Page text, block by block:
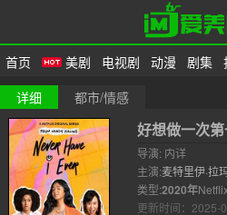
首页 美剧 电视剧 动漫 剧集
详细 都市/情感
好想做一次
导演: 内详
主演:麦特里伊·拉
杨 嘉伦·李维森
甘纳坦 本杰..
类型:2020年
更新时间：2025-